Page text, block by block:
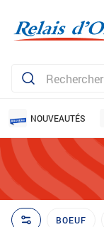
NOUVEAUTÉS
BOEUF